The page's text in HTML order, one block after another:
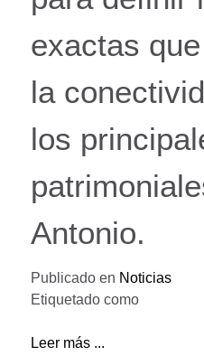
exactas
la
los
Antonio.
Publicado en Noticias
Etiquetado como
Leer más ...